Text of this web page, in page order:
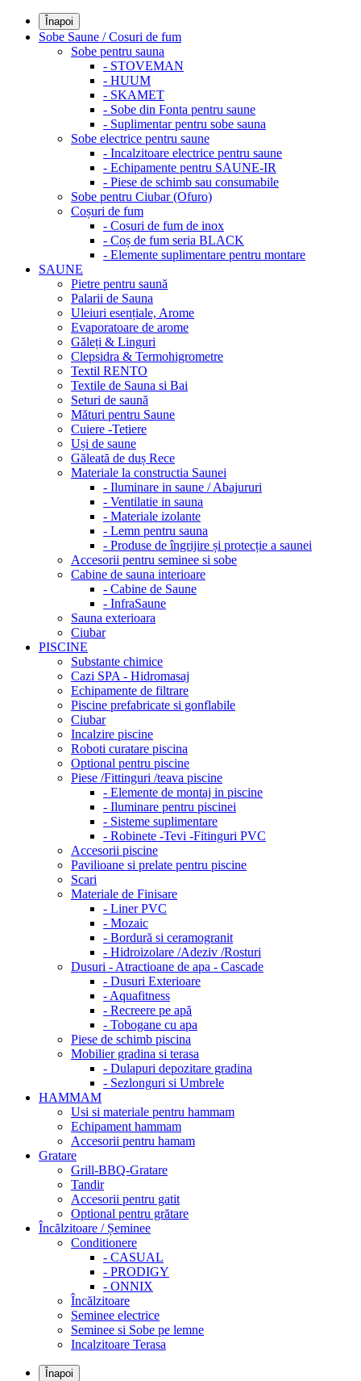
Înapoi
Sobe Saune / Cosuri de fum
Sobe pentru sauna
- STOVEMAN
- HUUM
- SKAMET
- Sobe din Fonta pentru saune
- Suplimentar pentru sobe sauna
Sobe electrice pentru saune
- Incalzitoare electrice pentru saune
- Echipamente pentru SAUNE-IR
- Piese de schimb sau consumabile
Sobe pentru Ciubar (Ofuro)
Coșuri de fum
- Cosuri de fum de inox
- Coș de fum seria BLACK
- Elemente suplimentare pentru montare
SAUNE
Pietre pentru saună
Palarii de Sauna
Uleiuri esențiale, Arome
Evaporatoare de arome
Găleți & Linguri
Clepsidra & Termohigrometre
Textil RENTO
Textile de Sauna si Bai
Seturi de saună
Mături pentru Saune
Cuiere -Tetiere
Uși de saune
Găleată de duș Rece
Materiale la constructia Saunei
- Iluminare in saune / Abajururi
- Ventilatie in sauna
- Materiale izolante
- Lemn pentru sauna
- Produse de îngrijire și protecție a saunei
Accesorii pentru seminee si sobe
Cabine de sauna interioare
- Cabine de Saune
- InfraSaune
Sauna exterioara
Ciubar
PISCINE
Substante chimice
Cazi SPA - Hidromasaj
Echipamente de filtrare
Piscine prefabricate si gonflabile
Ciubar
Incalzire piscine
Roboti curatare piscina
Optional pentru piscine
Piese /Fittinguri /teava piscine
- Elemente de montaj in piscine
- Iluminare pentru piscinei
- Sisteme suplimentare
- Robinete -Tevi -Fitinguri PVC
Accesorii piscine
Pavilioane si prelate pentru piscine
Scari
Materiale de Finisare
- Liner PVC
- Mozaic
- Bordură si ceramogranit
- Hidroizolare /Adeziv /Rosturi
Dusuri - Atractioane de apa - Cascade
- Dusuri Exterioare
- Aquafitness
- Recreere pe apă
- Tobogane cu apa
Piese de schimb piscina
Mobilier gradina si terasa
- Dulapuri depozitare gradina
- Sezlonguri si Umbrele
HAMMAM
Usi si materiale pentru hammam
Echipament hammam
Accesorii pentru hamam
Gratare
Grill-BBQ-Gratare
Tandir
Accesorii pentru gatit
Optional pentru grătare
Încălzitoare / Șeminee
Conditionere
- CASUAL
- PRODIGY
- ONNIX
Încălzitoare
Seminee electrice
Seminee si Sobe pe lemne
Incalzitoare Terasa
Înapoi